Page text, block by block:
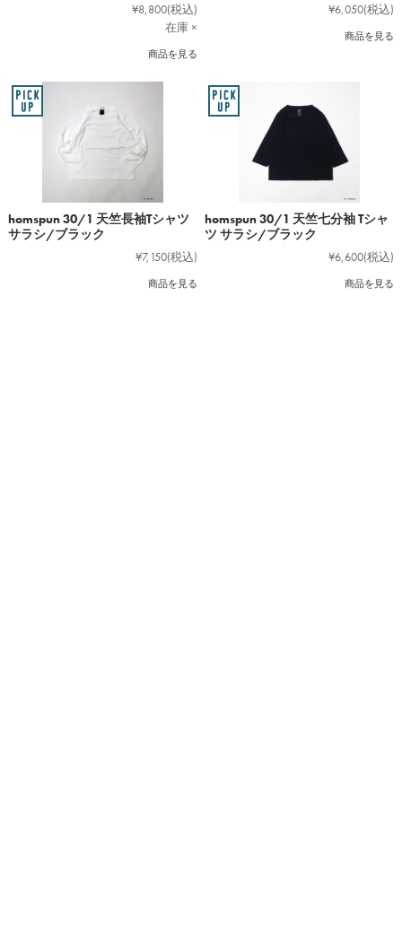
¥8,800(税込)
在庫 ×
商品を見る
¥6,050(税込)
商品を見る
homspun 30/1 天竺長袖Tシャツ
サラシ/ブラック
¥7,150(税込)
商品を見る
homspun 30/1 天竺七分袖 Tシャ
ツ サラシ/ブラック
¥6,600(税込)
商品を見る